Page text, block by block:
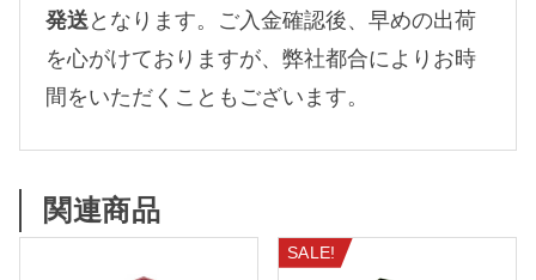
発送 となります。ご入金確認後、早めの出荷
を心がけておりますが、弊社都合によりお時
間をいただくこともございます。
関連商品
SALE!